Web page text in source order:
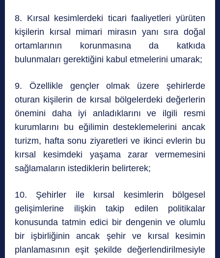
8. Kırsal kesimlerdeki ticari faaliyetleri yürüten
kişilerin kırsal mimari mirasın yanı sıra doğal
ortamlarının korunmasına da katkıda
bulunmaları gerektiğini kabul etmelerini umarak;
9. Özellikle gençler olmak üzere şehirlerde
oturan kişilerin de kırsal bölgelerdeki değerlerin
önemini daha iyi anladıklarını ve ilgili resmi
kurumlarını bu eğilimin desteklemelerini ancak
turizm, hafta sonu ziyaretleri ve ikinci evlerin bu
kırsal kesimdeki yaşama zarar vermemesini
sağlamaların istediklerin belirterek;
10. Şehirler ile kırsal kesimlerin bölgesel
gelişimlerine ilişkin takip edilen politikalar
konusunda tatmin edici bir dengenin ve olumlu
bir işbirliğinin ancak şehir ve kırsal kesimin
planlamasının eşit şekilde değerlendirilmesiyle